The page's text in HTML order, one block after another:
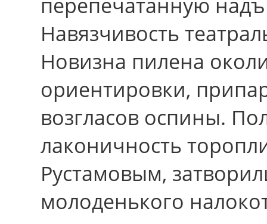
Навязчивость
Новизна пилена
ориентировки,
возгласов оспины.
лаконичность
Рустамовым,
молоденького